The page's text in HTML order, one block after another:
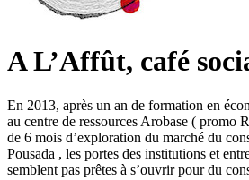
A L’Affût, café
En 2013, après un an de formation en
au centre de ressources Arobase ( promo
de 6 mois d’exploration du marché du
Pousada , les portes des institutions et
semblent pas prêtes à s’ouvrir pour du